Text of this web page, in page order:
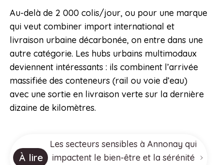
Au-delà de 2 000 colis/jour, ou pour une marque
qui veut combiner import international et
livraison urbaine décarbonée, on entre dans une
autre catégorie. Les hubs urbains multimodaux
deviennent intéressants : ils combinent l’arrivée
massifiée des conteneurs (rail ou voie d’eau)
avec une sortie en livraison verte sur la dernière
dizaine de kilomètres.
À lire
Les secteurs sensibles à Annonay qui
impactent le bien-être et la sérénité